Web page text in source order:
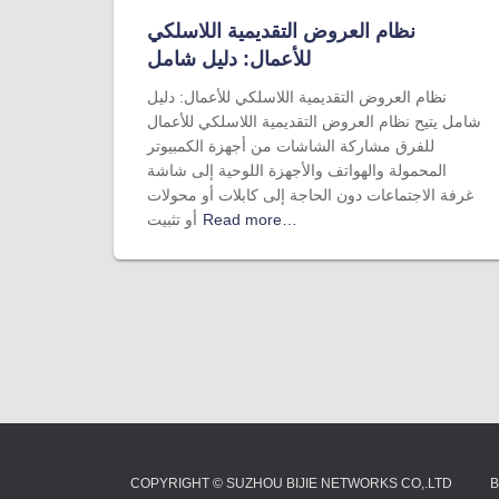
نظام العروض التقديمية اللاسلكي
للأعمال: دليل شامل
نظام العروض التقديمية اللاسلكي للأعمال: دليل
شامل يتيح نظام العروض التقديمية اللاسلكي للأعمال
للفرق مشاركة الشاشات من أجهزة الكمبيوتر
المحمولة والهواتف والأجهزة اللوحية إلى شاشة
غرفة الاجتماعات دون الحاجة إلى كابلات أو محولات
أو تثبيت Read more…
COPYRIGHT © SUZHOU BIJIE NETWORKS CO,.LTD